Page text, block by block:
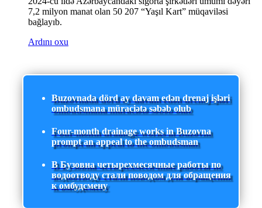
7,2 milyon manat olan 50 207 “Yaşıl Kart” müqaviləsi
bağlayıb.
Ardını oxu
Buzovnada dörd ay davam edən drenaj işləri
ombudsmana müraciətə səbəb olub
Four-month drainage works in Buzovna
prompt an appeal to the ombudsman
В Бузовна четырехмесячные работы по
водоотводу стали поводом для обращения
к омбудсмену